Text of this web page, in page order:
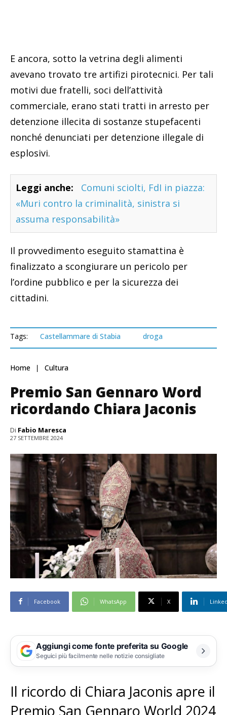
E ancora, sotto la vetrina degli alimenti
avevano trovato tre artifizi pirotecnici. Per tali
motivi due fratelli, soci dell’attività
commerciale, erano stati tratti in arresto per
detenzione illecita di sostanze stupefacenti
nonché denunciati per detenzione illegale di
esplosivi.
Leggi anche:
Comuni sciolti, FdI in piazza:
«Muri contro la criminalità, sinistra si
assuma responsabilità»
Il provvedimento eseguito stamattina è
finalizzato a scongiurare un pericolo per
l’ordine pubblico e per la sicurezza dei
cittadini.
Tags: Castellammare di Stabia droga
Home Cultura
Premio San Gennaro Word
ricordando Chiara Jaconis
Di Fabio Maresca
27 SETTEMBRE 2024
Facebook WhatsApp X
Aggiungi come fonte preferita su Google
Seguici più facilmente nelle notizie consigliate
Il ricordo di Chiara Jaconis apre il
Premio San Gennaro World 2024